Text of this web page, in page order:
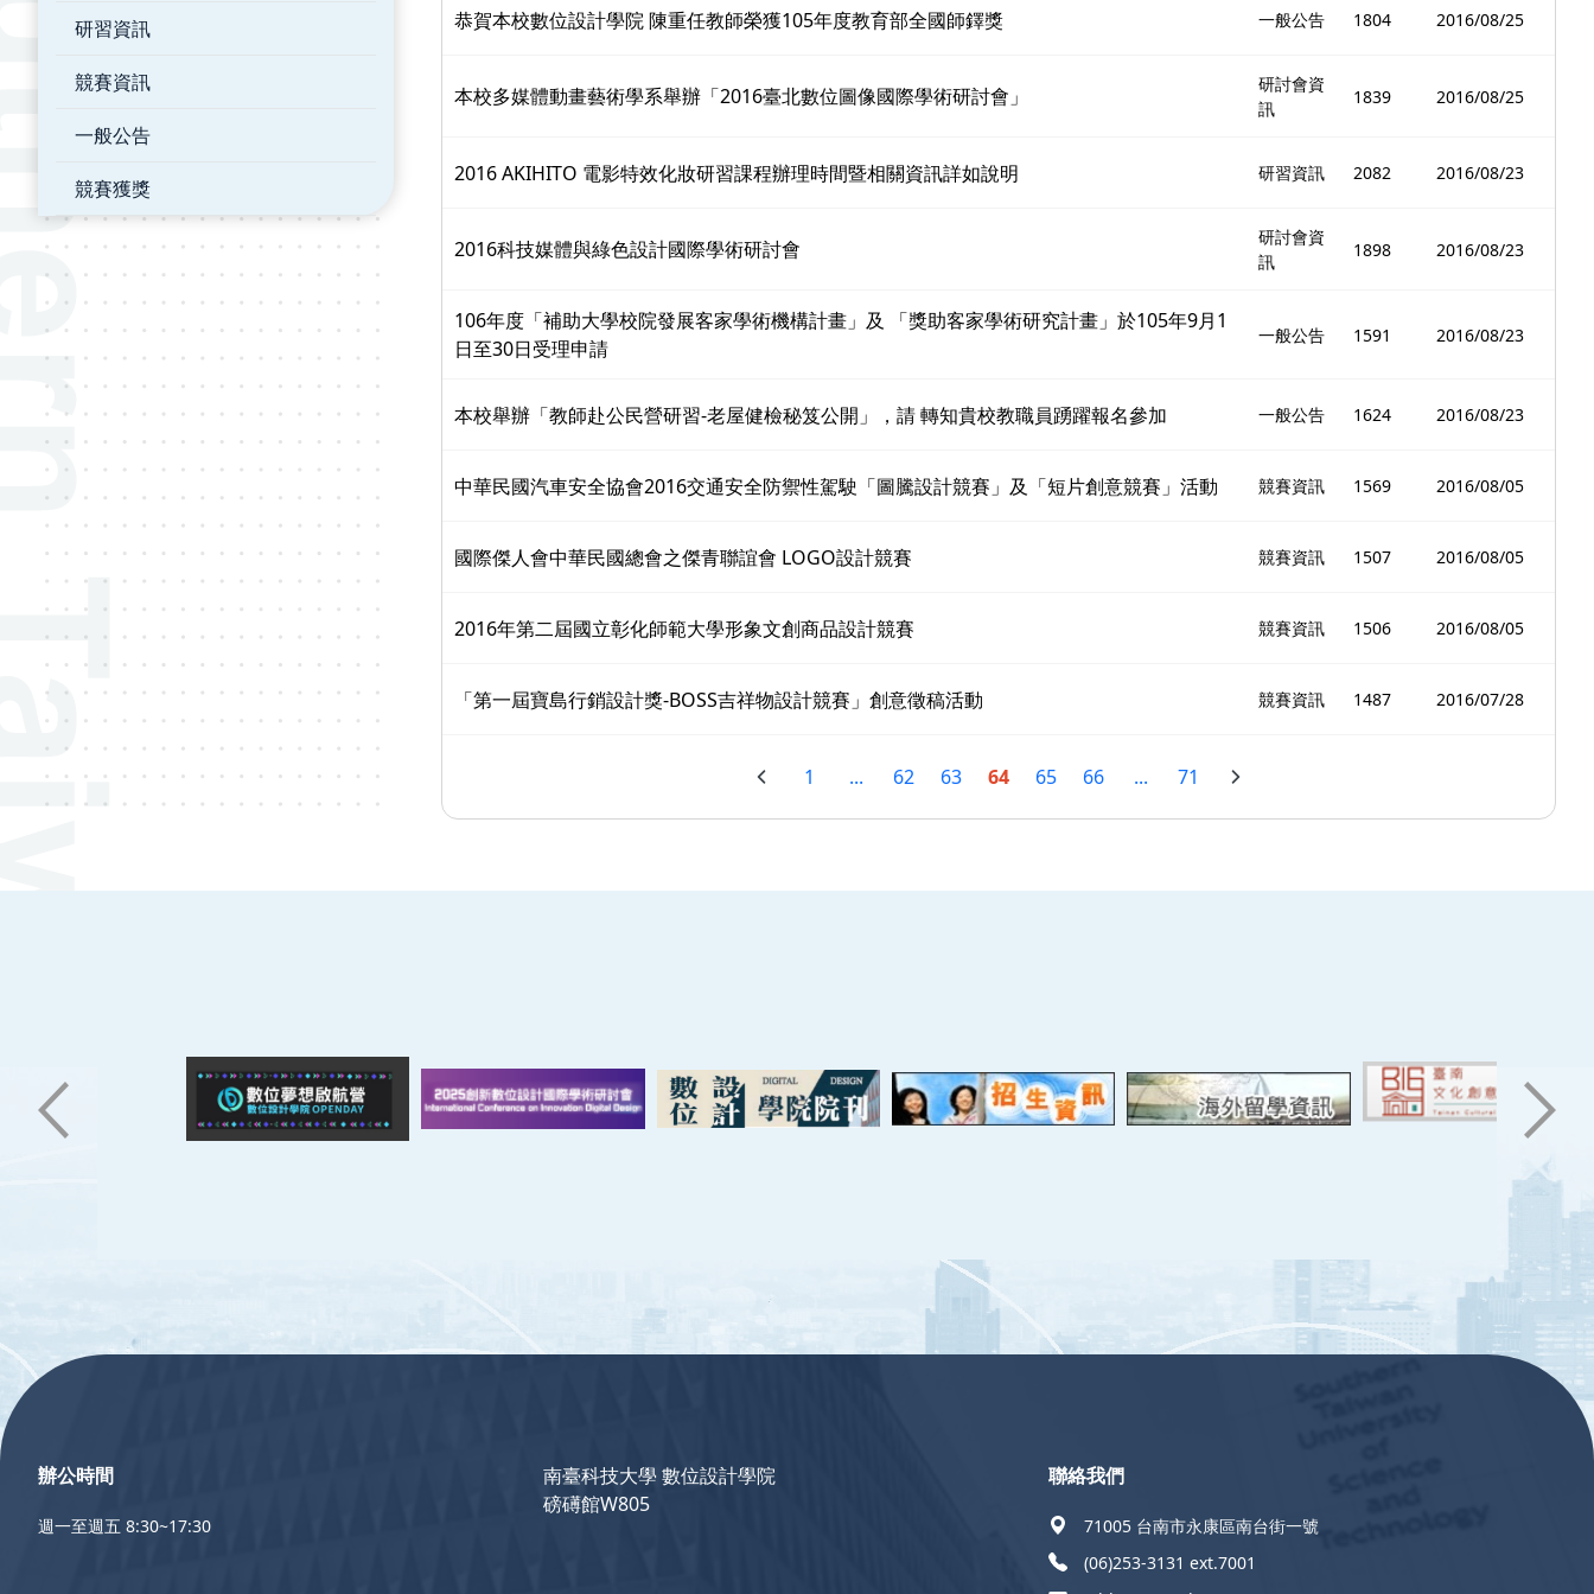
研習資訊
競賽資訊
一般公告
競賽獲獎
恭賀本校數位設計學院 陳重任教師榮獲105年度教育部全國師鐸獎 一般公告 1804 2016/08/25
本校多媒體動畫藝術學系舉辦「2016臺北數位圖像國際學術研討會」
研討會資
訊
1839 2016/08/25
2016 AKIHITO 電影特效化妝研習課程辦理時間暨相關資訊詳如說明 研習資訊 2082 2016/08/23
2016科技媒體與綠色設計國際學術研討會
研討會資
訊
1898 2016/08/23
106年度「補助大學校院發展客家學術機構計畫」及 「獎助客家學術研究計畫」於105年9月1
日至30日受理申請
一般公告 1591 2016/08/23
本校舉辦「教師赴公民營研習-老屋健檢秘笈公開」，請 轉知貴校教職員踴躍報名參加 一般公告 1624 2016/08/23
中華民國汽車安全協會2016交通安全防禦性駕駛「圖騰設計競賽」及「短片創意競賽」活動 競賽資訊 1569 2016/08/05
國際傑人會中華民國總會之傑青聯誼會 LOGO設計競賽 競賽資訊 1507 2016/08/05
2016年第二屆國立彰化師範大學形象文創商品設計競賽 競賽資訊 1506 2016/08/05
「第一屆寶島行銷設計獎-BOSS吉祥物設計競賽」創意徵稿活動 競賽資訊 1487 2016/07/28
1 ... 62 63 64 65 66 ... 71
:::
南臺科技大學 數位設計學院
磅礡館W805
聯絡我們
71005 台南市永康區南台街一號
(06)253-3131 ext.7001
辦公時間
週一至週五 8:30~17:30